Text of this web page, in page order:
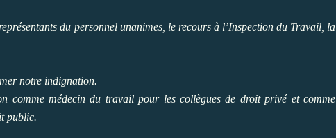
du personnel unanimes, le recours à l’Inspection du Travail, la
notre indignation.
comme médecin du travail pour les collègues de droit privé et comme
public.